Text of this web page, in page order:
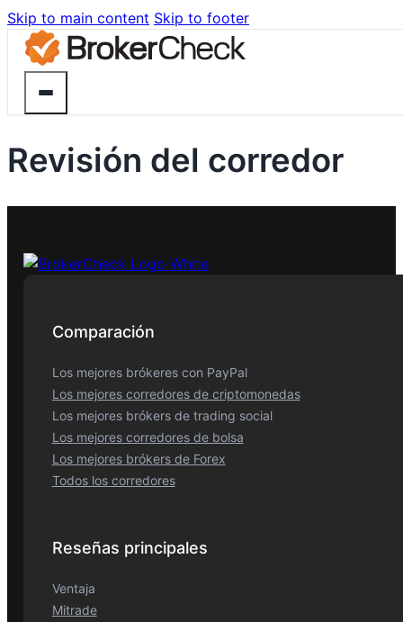
Skip to main content Skip to footer
Revisión del corredor
Comparación
Los mejores brókeres con PayPal
Los mejores corredores de criptomonedas
Los mejores brókers de trading social
Los mejores corredores de bolsa
Los mejores brókers de Forex
Todos los corredores
Reseñas principales
Ventaja
Mitrade